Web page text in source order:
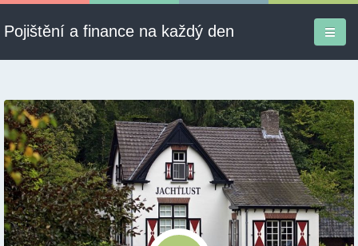
Pojištění a finance na každý den
Informace
Pojištění
Půjčky
Ekonomika